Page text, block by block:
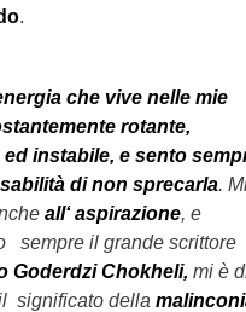
.
che vive nelle mie
rotante,
instabile, e sento
di non sprecarla.
all‘ aspirazione, e
sempre il grande scrittore
Goderdzi Chokheli, mi è
significato della